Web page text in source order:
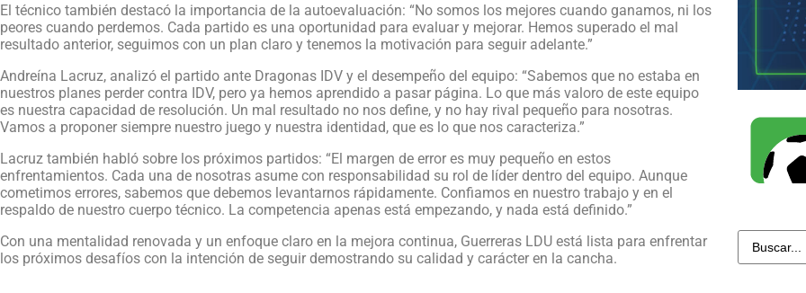
El técnico también destacó la importancia de la autoevaluación: “No somos los mejores cuando ganamos, ni los
peores cuando perdemos. Cada partido es una oportunidad para evaluar y mejorar. Hemos superado el mal
resultado anterior, seguimos con un plan claro y tenemos la motivación para seguir adelante.”
Andreína Lacruz, analizó el partido ante Dragonas IDV y el desempeño del equipo: “Sabemos que no estaba en
nuestros planes perder contra IDV, pero ya hemos aprendido a pasar página. Lo que más valoro de este equipo
es nuestra capacidad de resolución. Un mal resultado no nos define, y no hay rival pequeño para nosotras.
Vamos a proponer siempre nuestro juego y nuestra identidad, que es lo que nos caracteriza.”
Lacruz también habló sobre los próximos partidos: “El margen de error es muy pequeño en estos
enfrentamientos. Cada una de nosotras asume con responsabilidad su rol de líder dentro del equipo. Aunque
cometimos errores, sabemos que debemos levantarnos rápidamente. Confiamos en nuestro trabajo y en el
respaldo de nuestro cuerpo técnico. La competencia apenas está empezando, y nada está definido.”
Con una mentalidad renovada y un enfoque claro en la mejora continua, Guerreras LDU está lista para enfrentar
los próximos desafíos con la intención de seguir demostrando su calidad y carácter en la cancha.